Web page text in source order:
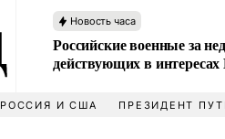
Новость часа
Российские военные за
действующих в
РОССИЯ И США ПРЕЗИДЕНТ